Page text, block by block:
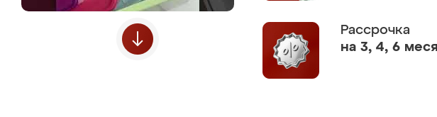
Рассрочка
на 3, 4, 6